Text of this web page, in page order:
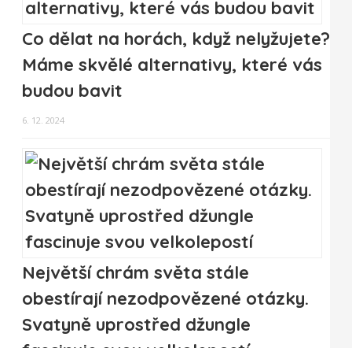
Co dělat na horách, když nelyžujete?
Máme skvělé alternativy, které vás
budou bavit
6. 12. 2024
Největší chrám světa stále
obestírají nezodpovězené otázky.
Svatyně uprostřed džungle